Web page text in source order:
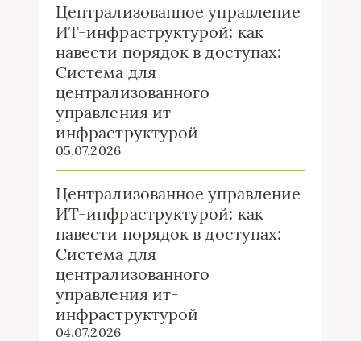
Централизованное управление
ИТ-инфраструктурой: как
навести порядок в доступах:
Система для
централизованного
управления ит-
инфраструктурой
05.07.2026
Централизованное управление
ИТ-инфраструктурой: как
навести порядок в доступах:
Система для
централизованного
управления ит-
инфраструктурой
04.07.2026